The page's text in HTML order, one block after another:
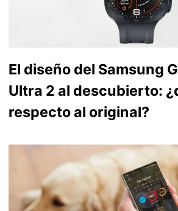
El diseño del Samsung
Ultra 2 al descubierto:
respecto al original?